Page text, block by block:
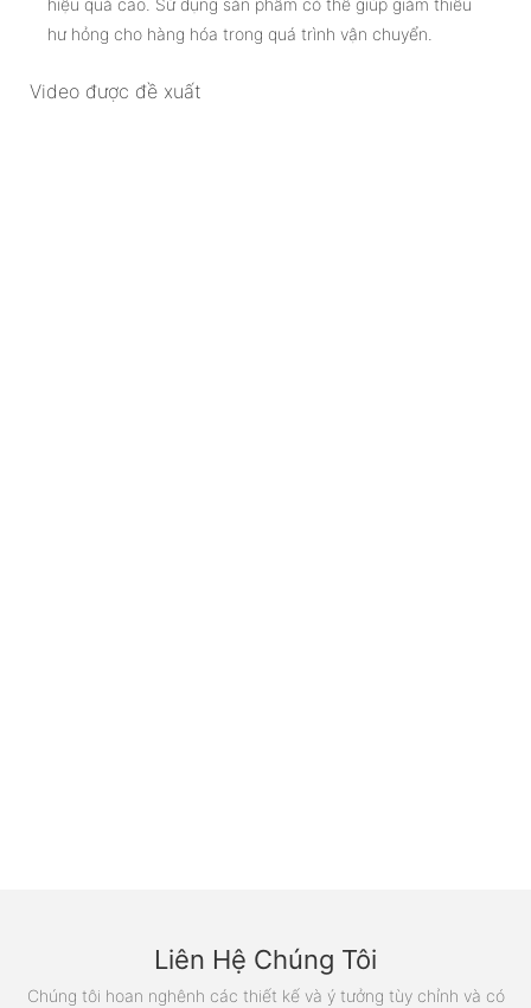
hư hỏng cho hàng hóa trong quá trình vận chuyển.
Video được đề xuất
Liên Hệ Chúng Tôi
Chúng tôi hoan nghênh các thiết kế và ý tưởng tùy chỉnh và có